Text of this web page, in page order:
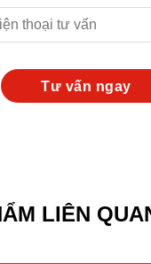
LIÊN